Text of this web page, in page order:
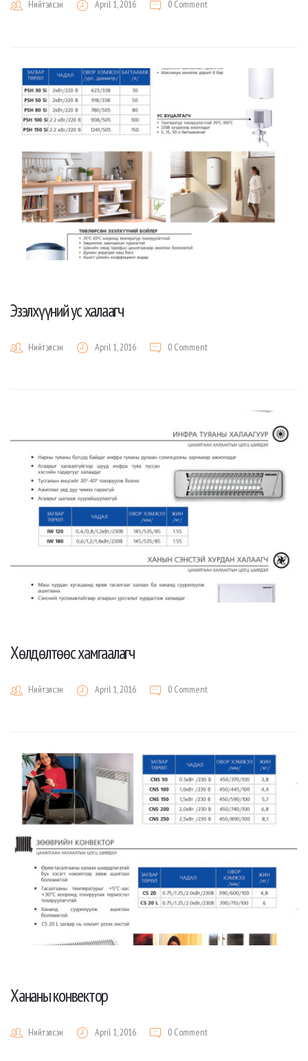
Нийтэлсэн April 1, 2016 0 Comment
Эзэлхүүний ус халаагч
Нийтэлсэн April 1, 2016 0 Comment
Хөлдөлтөөс хамгаалагч
Нийтэлсэн April 1, 2016 0 Comment
Хананы конвектор
Нийтэлсэн April 1, 2016 0 Comment